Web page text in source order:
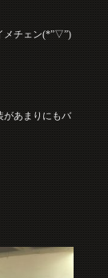
メチェン(*”▽”)
があまりにもバ